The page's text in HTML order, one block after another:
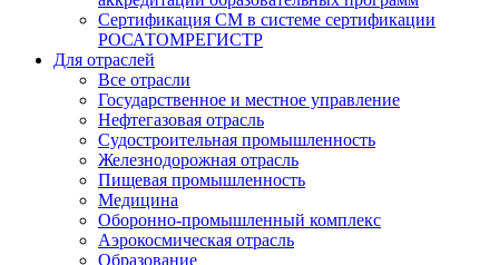
Сертификация СМ в системе сертификации
РОСАТОМРЕГИСТР
Для отраслей
Все отрасли
Государственное и местное управление
Нефтегазовая отрасль
Судостроительная промышленность
Железнодорожная отрасль
Пищевая промышленность
Медицина
Оборонно-промышленный комплекс
Аэрокосмическая отрасль
Образование